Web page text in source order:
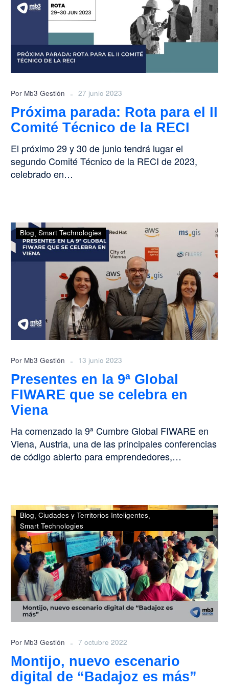
Comité
Técnico
la
RECI
Por Mb3 Gestión - 27 junio 2023
Próxima parada: Rota para el II
Comité Técnico de la RECI
El próximo 29 y 30 de junio tendrá lugar el
segundo Comité Técnico de la RECI de 2023,
celebrado en…
Presentes
la
Global
FIWARE
que
se
celebra
en
Viena
Blog Smart Technologies
Por Mb3 Gestión - 13 junio 2023
Presentes en la 9ª Global
FIWARE que se celebra en
Viena
Ha comenzado la 9ª Cumbre Global FIWARE en
Viena, Austria, una de las principales conferencias
de código abierto para emprendedores,…
Montijo,
nuevo
escenario
digital
de
“Badajoz
es
más”
Blog Ciudades y Territorios Inteligentes
Smart Technologies
Por Mb3 Gestión - 7 octubre 2022
Montijo, nuevo escenario
digital de “Badajoz es más”